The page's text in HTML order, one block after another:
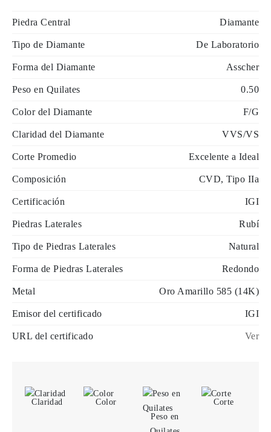
Piedra Central Diamante
Tipo de Diamante De Laboratorio
Forma del Diamante Asscher
Peso en Quilates 0.50
Color del Diamante F/G
Claridad del Diamante VVS/VS
Corte Promedio Excelente a Ideal
Composición CVD, Tipo IIa
Certificación IGI
Piedras Laterales Rubí
Tipo de Piedras Laterales Natural
Forma de Piedras Laterales Redondo
Metal Oro Amarillo 585 (14K)
Emisor del certificado IGI
URL del certificado Ver
Claridad
Color
Peso en
Corte